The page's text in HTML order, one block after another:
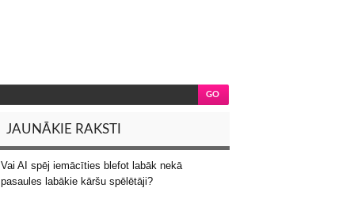
JAUNĀKIE RAKSTI
Vai AI spēj iemācīties blefot labāk nekā
pasaules labākie kāršu spēlētāji?